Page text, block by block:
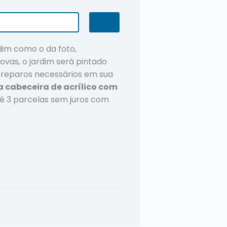
como o da foto,
o jardim será pintado
necessários em sua
cabeceira de acrílico com
3 parcelas sem juros com